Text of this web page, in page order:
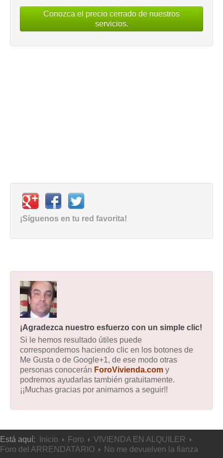
Conozca el precio cerrado de nuestros
servicios.
¡Síguenos en tu red favorita!
¡Agradezca nuestro esfuerzo con un simple clic!
Si le hemos resultado útiles puede
correspondernos haciendo clic en los botones de
Me Gusta o de Google+1, de ese modo otras
personas conocerán ForoVivienda.com y
podremos ayudarlas también gratuitamente.
¡¡Muchas gracias por animarnos a seguir!!
Está aquí: Inicio Foro
VIVIENDA EN ALQUILER
Foro del ARRENDATARIO
No me devuelven la fianza